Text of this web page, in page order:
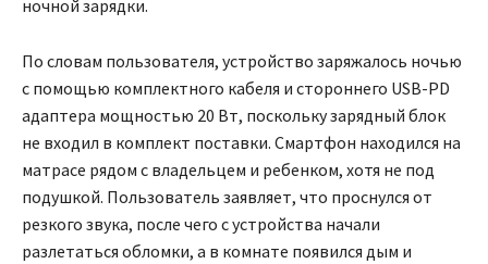
ночной зарядки.
По словам пользователя, устройство заряжалось ночью
с помощью комплектного кабеля и стороннего USB-PD
адаптера мощностью 20 Вт, поскольку зарядный блок
не входил в комплект поставки. Смартфон находился на
матрасе рядом с владельцем и ребенком, хотя не под
подушкой. Пользователь заявляет, что проснулся от
резкого звука, после чего с устройства начали
разлетаться обломки, а в комнате появился дым и